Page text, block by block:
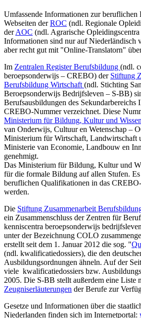
Umfassende Informationen zur
Webseiten derROC (ndl. Regionale
derAOC (ndl. Agrarische
Informationen sind nur auf Niederländisch
aber recht gut mit "Online-Translatorn"
Im Zentralen Register Berufsbildung (ndl.
beroepsonderwijs – CREBO) der Stiftung
Berufsbildung Wirtschaft (ndl. Stichting
Beroepsonderwijs Bedrijfsleven – S-BB)
Berufsausbildungen des Sekundarbereichs
CREBO-Nummer verzeichnet. Diese
Ministerium für Bildung, Kultur und
van Onderwijs, Cultuur en Wetenschap –
Ministerium für Wirtschaft, Landwirtschaft
Ministerie van Economie, Landbouw en
genehmigt.
Das Ministerium für Bildung, Kultur und
für die formale Bildung auf allen Stufen.
beruflichen Qualifikationen in das
werden.
Die Stiftung Zusammenarbeit
ein Zusammenschluss der Zentren für
kenniscentra beroepsonderwijs
unter der Bezeichnung COLO
erstellt seit dem 1. Januar 2012 die sog. "
(ndl. kwalificatiedossiers), die den
Ausbildungsordnungen ähneln. Auf der
viele kwalificatiedossiers bzw.
2005. Die S-BB stellt außerdem eine Liste
Zeugniserläuterungen der Berufe zur
Gesetze und Informationen über die
Niederlanden finden sich im Internetportal: